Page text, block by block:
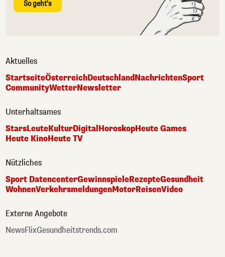
So geht's
Aktuelles
StartseiteÖsterreichDeutschlandNachrichtenSport
CommunityWetterNewsletter
Unterhaltsames
StarsLeuteKulturDigitalHoroskopHeute Games
Heute KinoHeute TV
Nützliches
Sport DatencenterGewinnspieleRezepteGesundheit
WohnenVerkehrsmeldungenMotorReisenVideo
Externe Angebote
NewsFlixGesundheitstrends.com